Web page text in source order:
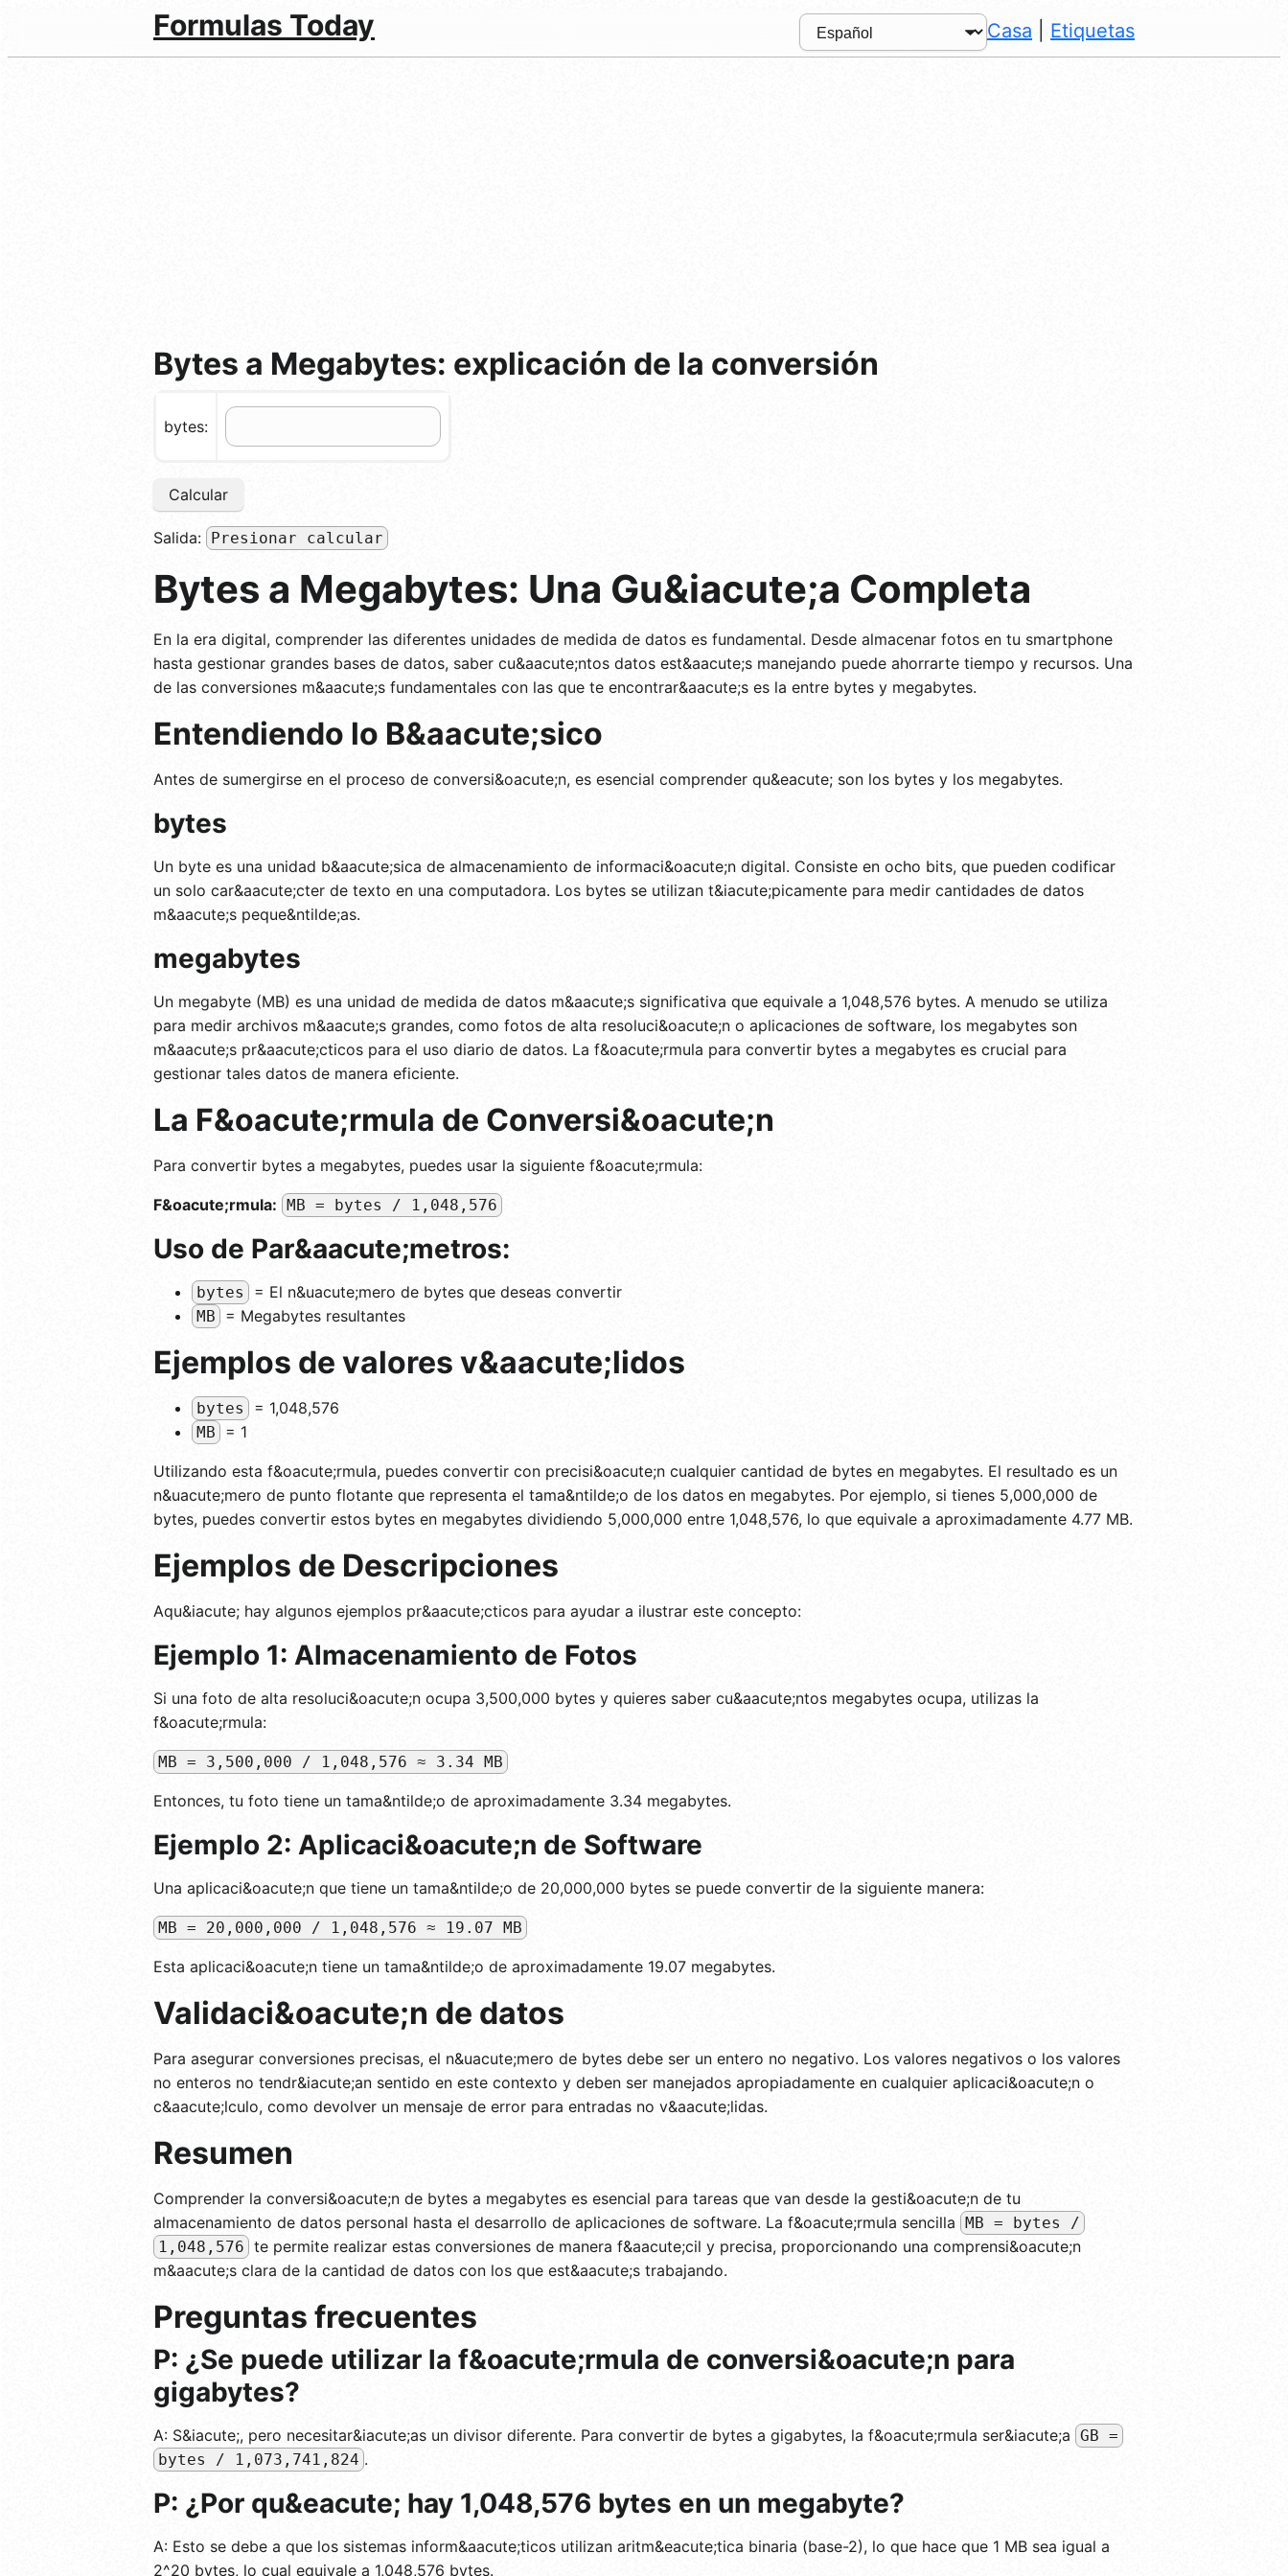
Formulas Today Casa Etiquetas
Bytes a Megabytes: explicación de la conversión
bytes:
Calcular
Salida: Presionar calcular
Bytes a Megabytes: Una Gu&iacute;a Completa
En la era digital, comprender las diferentes unidades de medida de datos es fundamental. Desde almacenar fotos en tu smartphone
hasta gestionar grandes bases de datos, saber cu&aacute;ntos datos est&aacute;s manejando puede ahorrarte tiempo y recursos. Una
de las conversiones m&aacute;s fundamentales con las que te encontrar&aacute;s es la entre bytes y megabytes.
Entendiendo lo B&aacute;sico
Antes de sumergirse en el proceso de conversi&oacute;n, es esencial comprender qu&eacute; son los bytes y los megabytes.
bytes
Un byte es una unidad b&aacute;sica de almacenamiento de informaci&oacute;n digital. Consiste en ocho bits, que pueden codificar
un solo car&aacute;cter de texto en una computadora. Los bytes se utilizan t&iacute;picamente para medir cantidades de datos
m&aacute;s peque&ntilde;as.
megabytes
Un megabyte (MB) es una unidad de medida de datos m&aacute;s significativa que equivale a 1,048,576 bytes. A menudo se utiliza
para medir archivos m&aacute;s grandes, como fotos de alta resoluci&oacute;n o aplicaciones de software, los megabytes son
m&aacute;s pr&aacute;cticos para el uso diario de datos. La f&oacute;rmula para convertir bytes a megabytes es crucial para
gestionar tales datos de manera eficiente.
La F&oacute;rmula de Conversi&oacute;n
Para convertir bytes a megabytes, puedes usar la siguiente f&oacute;rmula:
F&oacute;rmula: MB = bytes / 1,048,576
Uso de Par&aacute;metros:
bytes = El n&uacute;mero de bytes que deseas convertir
MB = Megabytes resultantes
Ejemplos de valores v&aacute;lidos
bytes = 1,048,576
MB = 1
Utilizando esta f&oacute;rmula, puedes convertir con precisi&oacute;n cualquier cantidad de bytes en megabytes. El resultado es un
n&uacute;mero de punto flotante que representa el tama&ntilde;o de los datos en megabytes. Por ejemplo, si tienes 5,000,000 de
bytes, puedes convertir estos bytes en megabytes dividiendo 5,000,000 entre 1,048,576, lo que equivale a aproximadamente 4.77 MB.
Ejemplos de Descripciones
Aqu&iacute; hay algunos ejemplos pr&aacute;cticos para ayudar a ilustrar este concepto:
Ejemplo 1: Almacenamiento de Fotos
Si una foto de alta resoluci&oacute;n ocupa 3,500,000 bytes y quieres saber cu&aacute;ntos megabytes ocupa, utilizas la
f&oacute;rmula:
MB = 3,500,000 / 1,048,576 ≈ 3.34 MB
Entonces, tu foto tiene un tama&ntilde;o de aproximadamente 3.34 megabytes.
Ejemplo 2: Aplicaci&oacute;n de Software
Una aplicaci&oacute;n que tiene un tama&ntilde;o de 20,000,000 bytes se puede convertir de la siguiente manera:
MB = 20,000,000 / 1,048,576 ≈ 19.07 MB
Esta aplicaci&oacute;n tiene un tama&ntilde;o de aproximadamente 19.07 megabytes.
Validaci&oacute;n de datos
Para asegurar conversiones precisas, el n&uacute;mero de bytes debe ser un entero no negativo. Los valores negativos o los valores
no enteros no tendr&iacute;an sentido en este contexto y deben ser manejados apropiadamente en cualquier aplicaci&oacute;n o
c&aacute;lculo, como devolver un mensaje de error para entradas no v&aacute;lidas.
Resumen
Comprender la conversi&oacute;n de bytes a megabytes es esencial para tareas que van desde la gesti&oacute;n de tu
almacenamiento de datos personal hasta el desarrollo de aplicaciones de software. La f&oacute;rmula sencilla MB = bytes /
1,048,576 te permite realizar estas conversiones de manera f&aacute;cil y precisa, proporcionando una comprensi&oacute;n
m&aacute;s clara de la cantidad de datos con los que est&aacute;s trabajando.
Preguntas frecuentes
P: ¿Se puede utilizar la f&oacute;rmula de conversi&oacute;n para
gigabytes?
A: S&iacute;, pero necesitar&iacute;as un divisor diferente. Para convertir de bytes a gigabytes, la f&oacute;rmula ser&iacute;a GB =
bytes / 1,073,741,824 .
P: ¿Por qu&eacute; hay 1,048,576 bytes en un megabyte?
A: Esto se debe a que los sistemas inform&aacute;ticos utilizan aritm&eacute;tica binaria (base-2), lo que hace que 1 MB sea igual a
2^20 bytes, lo cual equivale a 1,048,576 bytes.